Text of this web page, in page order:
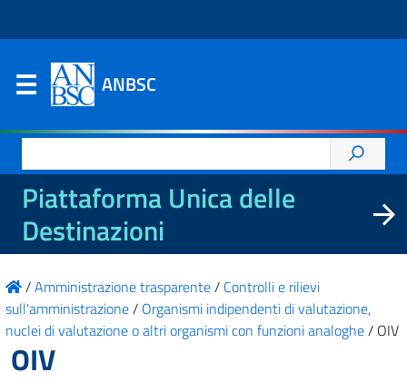
ANBSC
per:
Piattaforma Unica delle
Destinazioni
/Amministrazione trasparente/ Controlli e rilievi
sull'amministrazione/ Organismi indipendenti di valutazione,
nuclei di valutazione o altri organismi con funzioni analoghe/ OIV
OIV